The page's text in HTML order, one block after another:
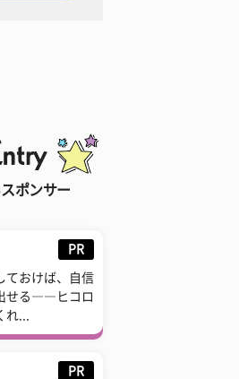
ポンサー
PR
ておけば、自信
せる――ヒコロ
れ...
PR